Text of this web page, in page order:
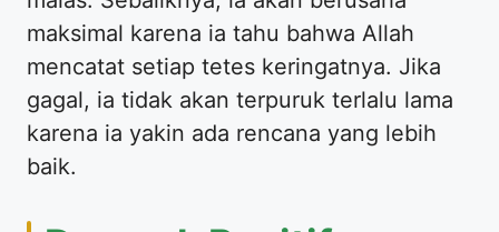
maksimal karena ia tahu bahwa Allah
mencatat setiap tetes keringatnya. Jika
gagal, ia tidak akan terpuruk terlalu lama
karena ia yakin ada rencana yang lebih
baik.